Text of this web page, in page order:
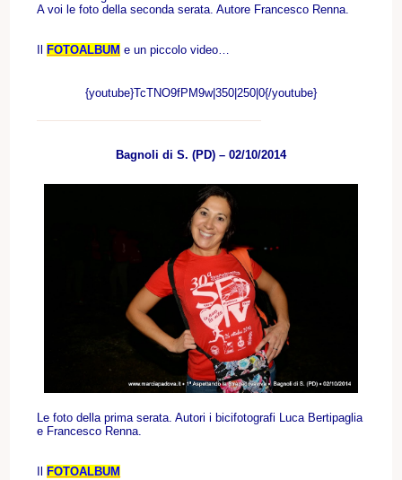
A voi le foto della seconda serata. Autore Francesco Renna.
FOTOALBUM e un piccolo video…
{youtube}TcTNO9fPM9w|350|250|0{/youtube}
Bagnoli di S. (PD) – 02/10/2014
Le foto della prima serata. Autori i bicifotografi Luca Bertipaglia
e Francesco Renna.
FOTOALBUM